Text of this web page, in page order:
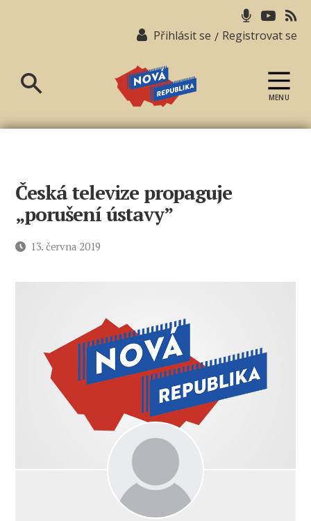
Přihlásit se / Registrovat se
republika
MENU
Česká televize propaguje
„porušení ústavy”
Datum13. června 2019